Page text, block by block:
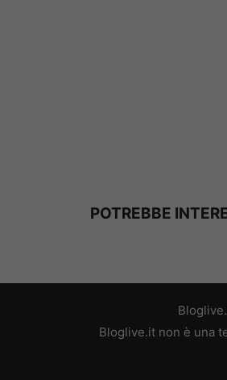
POTREBBE
Bloglive.it non è una